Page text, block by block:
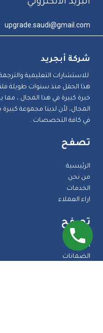
البريد الالكتروني
upgrade.saudi@gmail.com
شركة أبجريد
للاستشارات التعليمية
هذا الحقل منذ سنوات طويلة
خبرة كبيرة في هذا المجال ،
المجال، لأن لدينا مجموعة كبيرة
في كافة التخصصات .
تصفح
الرئيسية
من نحن
الخدمات
اراء العملاء
تصفح
المدونة
الضمانات